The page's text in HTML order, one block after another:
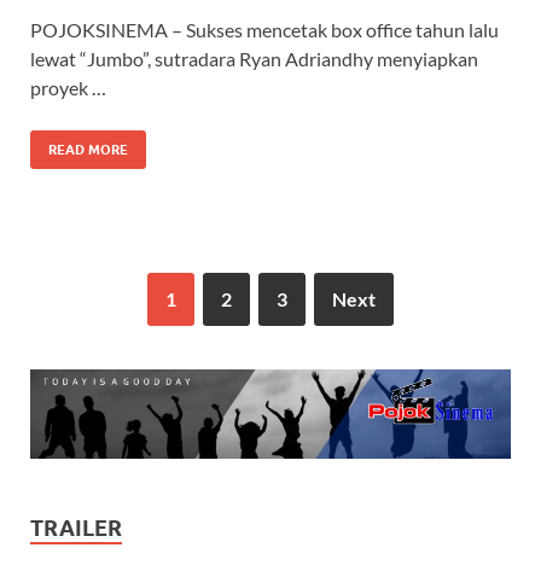
POJOKSINEMA – Sukses mencetak box office tahun lalu
lewat “Jumbo”, sutradara Ryan Adriandhy menyiapkan
proyek …
READ MORE
1 2 3 Next
TRAILER